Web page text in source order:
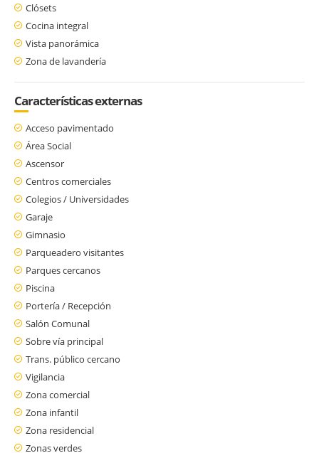
Clósets
Cocina integral
Vista panorámica
Zona de lavandería
Características externas
Acceso pavimentado
Área Social
Ascensor
Centros comerciales
Colegios / Universidades
Garaje
Gimnasio
Parqueadero visitantes
Parques cercanos
Piscina
Portería / Recepción
Salón Comunal
Sobre vía principal
Trans. público cercano
Vigilancia
Zona comercial
Zona infantil
Zona residencial
Zonas verdes